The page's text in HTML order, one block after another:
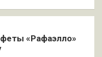
«Рафаэлло»